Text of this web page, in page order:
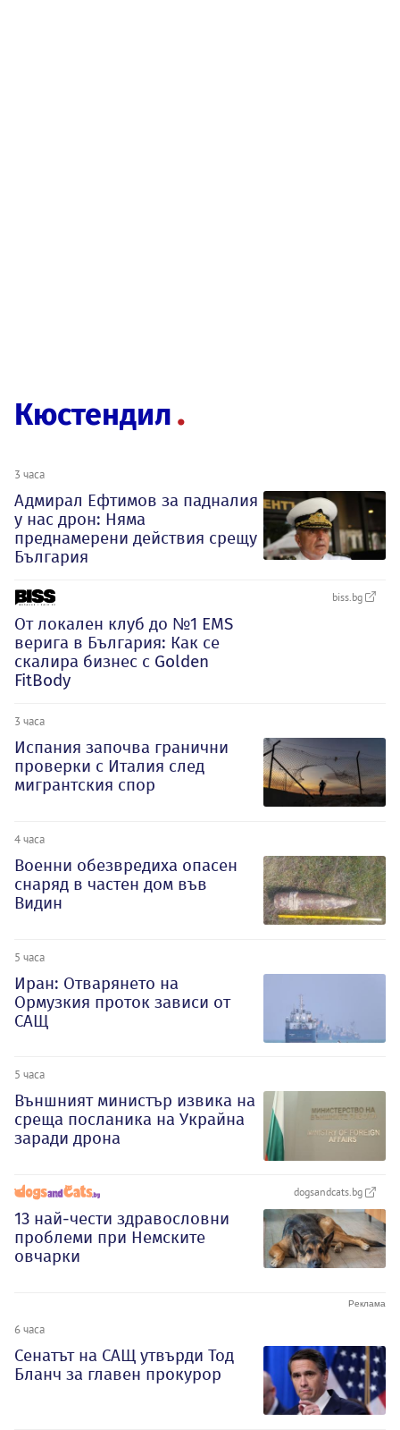
Кюстендил
3 часа
Адмирал Ефтимов за падналия
у нас дрон: Няма
преднамерени действия срещу
България
biss.bg
От локален клуб до №1 EMS
верига в България: Как се
скалира бизнес с Golden
FitBody
3 часа
Испания започва гранични
проверки с Италия след
мигрантския спор
4 часа
Военни обезвредиха опасен
снаряд в частен дом във
Видин
5 часа
Иран: Отварянето на
Ормузкия проток зависи от
САЩ
5 часа
Външният министър извика на
среща посланика на Украйна
заради дрона
dogsandcats.bg
13 най-чести здравословни
проблеми при Немските
овчарки
6 часа
Сенатът на САЩ утвърди Тод
Бланч за главен прокурор